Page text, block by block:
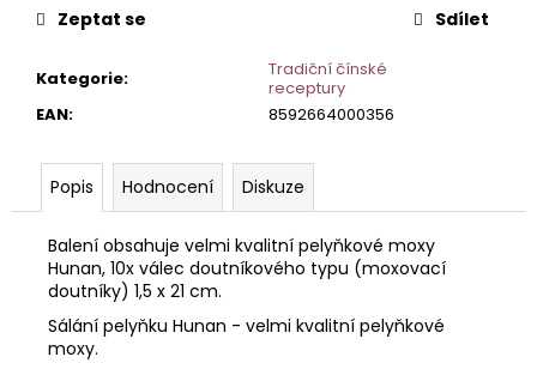
Kategorie:
Tradiční čínské
receptury
EAN: 8592664000356
Zeptat se Sdílet
Popis Hodnocení Diskuze
Balení obsahuje velmi kvalitní pelyňkové moxy
Hunan, 10x válec doutníkového typu (moxovací
doutníky) 1,5 x 21 cm.
Sálání pelyňku Hunan - velmi kvalitní pelyňkové
moxy.
e
e